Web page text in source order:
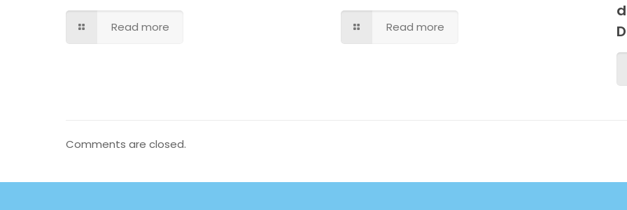
Read more Read more
Comments are closed.